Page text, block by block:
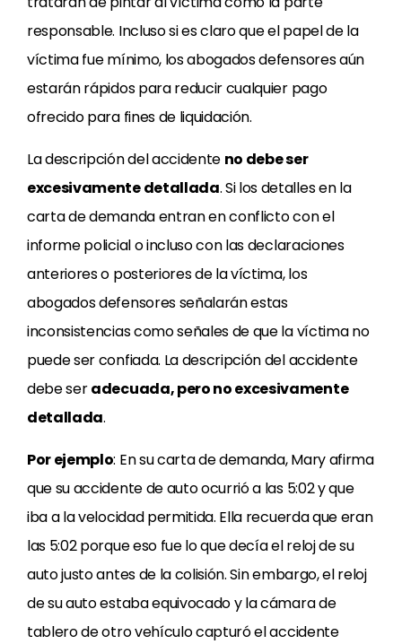
responsable. Incluso si es claro que el papel de la
víctima fue mínimo, los abogados defensores aún
estarán rápidos para reducir cualquier pago
ofrecido para fines de liquidación.
La descripción del accidente no debe ser
excesivamente detallada. Si los detalles en la
carta de demanda entran en conflicto con el
informe policial o incluso con las declaraciones
anteriores o posteriores de la víctima, los
abogados defensores señalarán estas
inconsistencias como señales de que la víctima no
puede ser confiada. La descripción del accidente
debe seradecuada, pero no excesivamente
detallada.
Por ejemplo: En su carta de demanda, Mary afirma
que su accidente de auto ocurrió a las 5:02 y que
iba a la velocidad permitida. Ella recuerda que eran
las 5:02 porque eso fue lo que decía el reloj de su
auto justo antes de la colisión. Sin embargo, el reloj
de su auto estaba equivocado y la cámara de
tablero de otro vehículo capturó el accidente